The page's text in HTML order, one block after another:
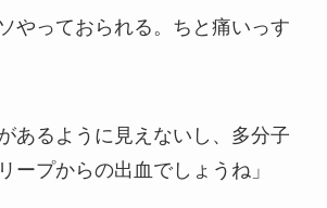
やっておられる。ちと痛いっす
あるように見えないし、多分子
ープからの出血でしょうね」